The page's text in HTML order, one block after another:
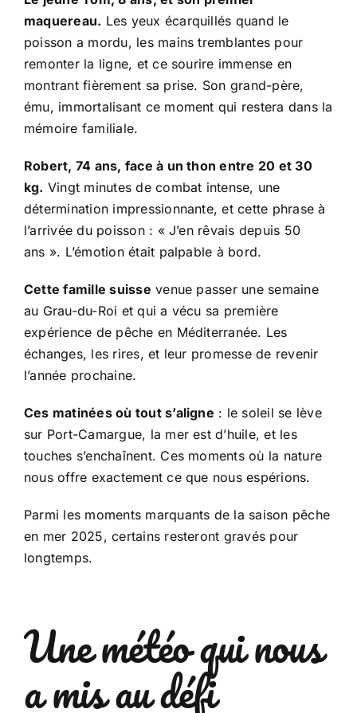
maquereau. Les yeux écarquillés quand le
poisson a mordu, les mains tremblantes pour
remonter la ligne, et ce sourire immense en
montrant fièrement sa prise. Son grand-père,
ému, immortalisant ce moment qui restera dans la
mémoire familiale.
Robert, 74 ans, face à un thon entre 20 et 30
kg. Vingt minutes de combat intense, une
détermination impressionnante, et cette phrase à
l’arrivée du poisson : « J’en rêvais depuis 50
ans ». L’émotion était palpable à bord.
Cette famille suisse venue passer une semaine
au Grau-du-Roi et qui a vécu sa première
expérience de pêche en Méditerranée. Les
échanges, les rires, et leur promesse de revenir
l’année prochaine.
Ces matinées où tout s’aligne : le soleil se lève
sur Port-Camargue, la mer est d’huile, et les
touches s’enchaînent. Ces moments où la nature
nous offre exactement ce que nous espérions.
Parmi les moments marquants de la saison pêche
en mer 2025, certains resteront gravés pour
longtemps.
Une météo qui nous
a mis au défi